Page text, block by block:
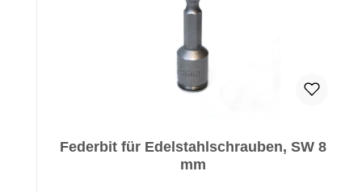
Federbit für Edelstahlschrauben, SW 8
mm